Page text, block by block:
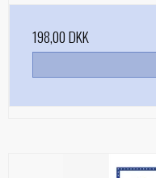
198,00 DKK